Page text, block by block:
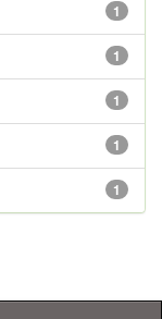
1
1
1
1
1